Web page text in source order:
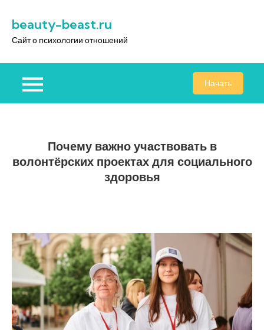
содержимому
beauty-beast.ru
Сайт о психологии отношений
Начать
Почему важно участвовать в
волонтёрских проектах для социального
здоровья